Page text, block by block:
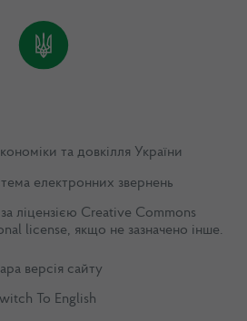
та довкілля України
електронних звернень
ліцензією Creative Commons
license, якщо не зазначено інше.
версія сайту
To English